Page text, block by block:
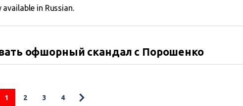
in Russian.
офшорный скандал с Порошенко
1 2 3 4